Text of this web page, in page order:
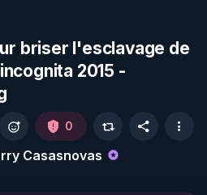
briser l'esclavage de
2015 -
Casasnovas
0